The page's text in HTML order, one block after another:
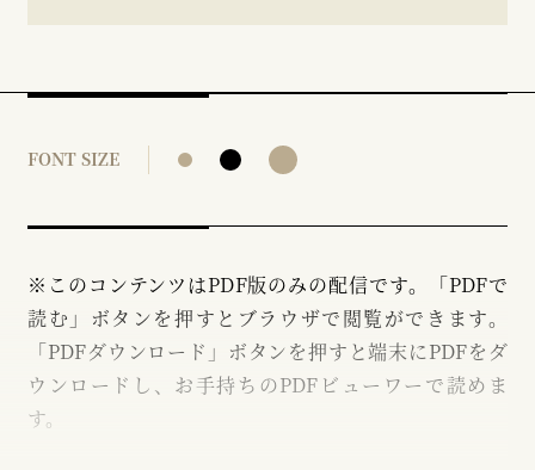
FONT SIZE
※このコンテンツはPDF版のみの配信です。「PDFで
読む」ボタンを押すとブラウザで閲覧ができます。
「PDFダウンロード」ボタンを押すと端末にPDFをダ
ウンロードし、お手持ちのPDFビューワーで読めま
す。